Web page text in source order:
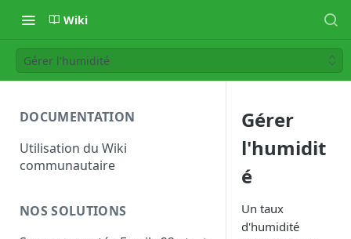
Wiki
Gérer l'humidité
DOCUMENTATION
Utilisation du Wiki
communautaire
NOS SOLUTIONS
Gérer
l'humidit
é
Un taux
d'humidité